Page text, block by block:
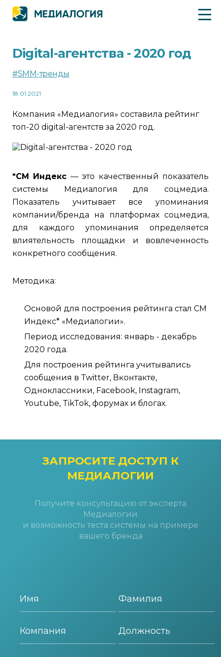
Digital-агентства - 2020 год
#SMM-тренды
18.01.2021
Компания «Медиалогия» составила рейтинг
топ-20 digital-агентств за 2020 год.
*СМ Индекс — это качественный показатель
системы Медиалогия для соцмедиа.
Показатель учитывает все упоминания
компании/бренда на платформах соцмедиа,
для каждого упоминания определяется
влиятельность площадки и вовлеченность
конкретного сообщения.
Методика:
Основой для построения рейтинга стал СМ
Индекс* «Медиалогии».
Период исследования: январь - декабрь
2020 года.
Для построения рейтинга учитывались
сообщения в Twitter, Вконтакте,
Одноклассники, Facebook, Instagram,
Youtube, TikTok, форумах и блогах.
ЗАПРОСИТЕ ДОСТУП К
МЕДИАЛОГИИ
Получите консультацию от эксперта
Медиалогии
и возможность теста системы на примере
вашего бренда